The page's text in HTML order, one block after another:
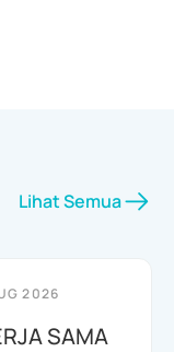
Lihat Semua
2026
SAMA